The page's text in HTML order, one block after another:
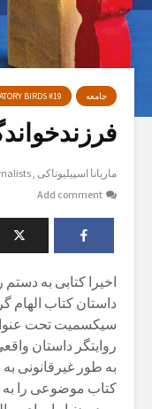
جامعه BIRDS #19
ماریانا اسپیلیوتاکی
Add comment
اخیرا کتابی بە
داستان کتاب الهام
سیکسمیت تحت
روایتگر داستان
بە طور غیرقانونی
کتاب موضوعی را